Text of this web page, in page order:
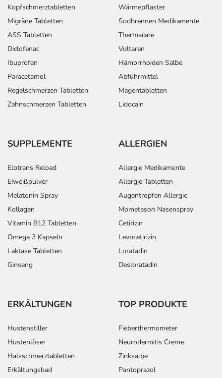
Kopfschmerztabletten
Migräne Tabletten
ASS Tabletten
Diclofenac
Ibuprofen
Paracetamol
Regelschmerzen Tabletten
Zahnschmerzen Tabletten
Wärmepflaster
Sodbrennen Medikamente
Thermacare
Voltaren
Hämorrhoiden Salbe
Abführmittel
Magentabletten
Lidocain
SUPPLEMENTE
Elotrans Reload
Eiweißpulver
Melatonin Spray
Kollagen
Vitamin B12 Tabletten
Omega 3 Kapseln
Laktase Tabletten
Ginseng
ALLERGIEN
Allergie Medikamente
Allergie Tabletten
Augentropfen Allergie
Mometason Nasenspray
Cetirizin
Levocetirizin
Loratadin
Desloratadin
ERKÄLTUNGEN
Hustenstiller
Hustenlöser
Halsschmerztabletten
Erkältungsbad
TOP PRODUKTE
Fieberthermometer
Neurodermitis Creme
Zinksalbe
Pantoprazol